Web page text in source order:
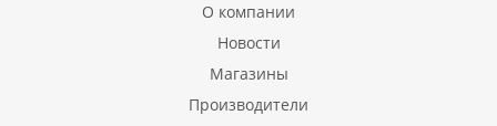
О компании
Новости
Магазины
Производители